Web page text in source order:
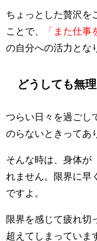
ちょっとした贅沢を
ことで、
「また仕事
の自分への活力とな
どうしても無
つらい日々を過ごし
のらないときってあ
そんな時は、身体が
れません。限界に早
ですよ。
限界を感じて疲れ切
超えてしまっていま